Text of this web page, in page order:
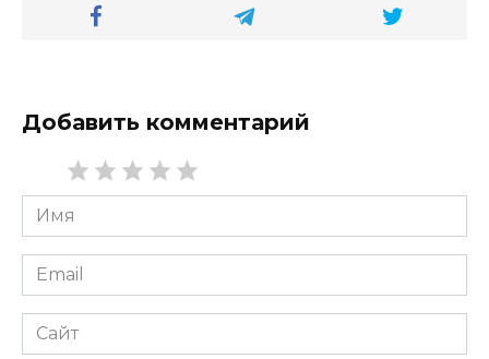
Добавить комментарий
Имя
*
Email
*
Сайт